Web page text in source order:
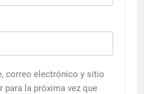
correo electrónico y sitio
para la próxima vez que